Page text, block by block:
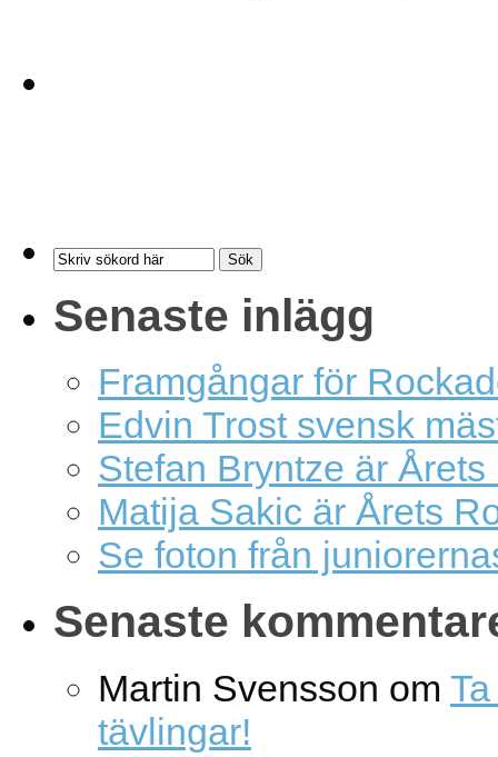
Senaste inlägg
Framgångar för
Edvin Trost svensk
Stefan Bryntze är
Matija Sakic är Årets
Se foton från
Senaste
Martin Svensson om
tävlingar!